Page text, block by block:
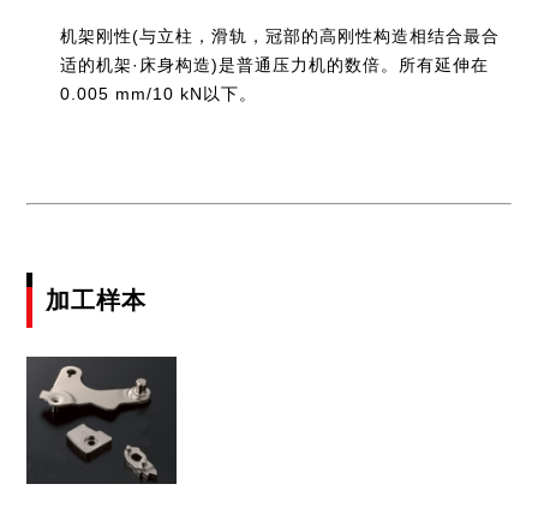
机架刚性(与立柱，滑轨，冠部的高刚性构造相结合最合
适的机架·床身构造)是普通压力机的数倍。所有延伸在
0.005 mm/10 kN以下。
加工样本